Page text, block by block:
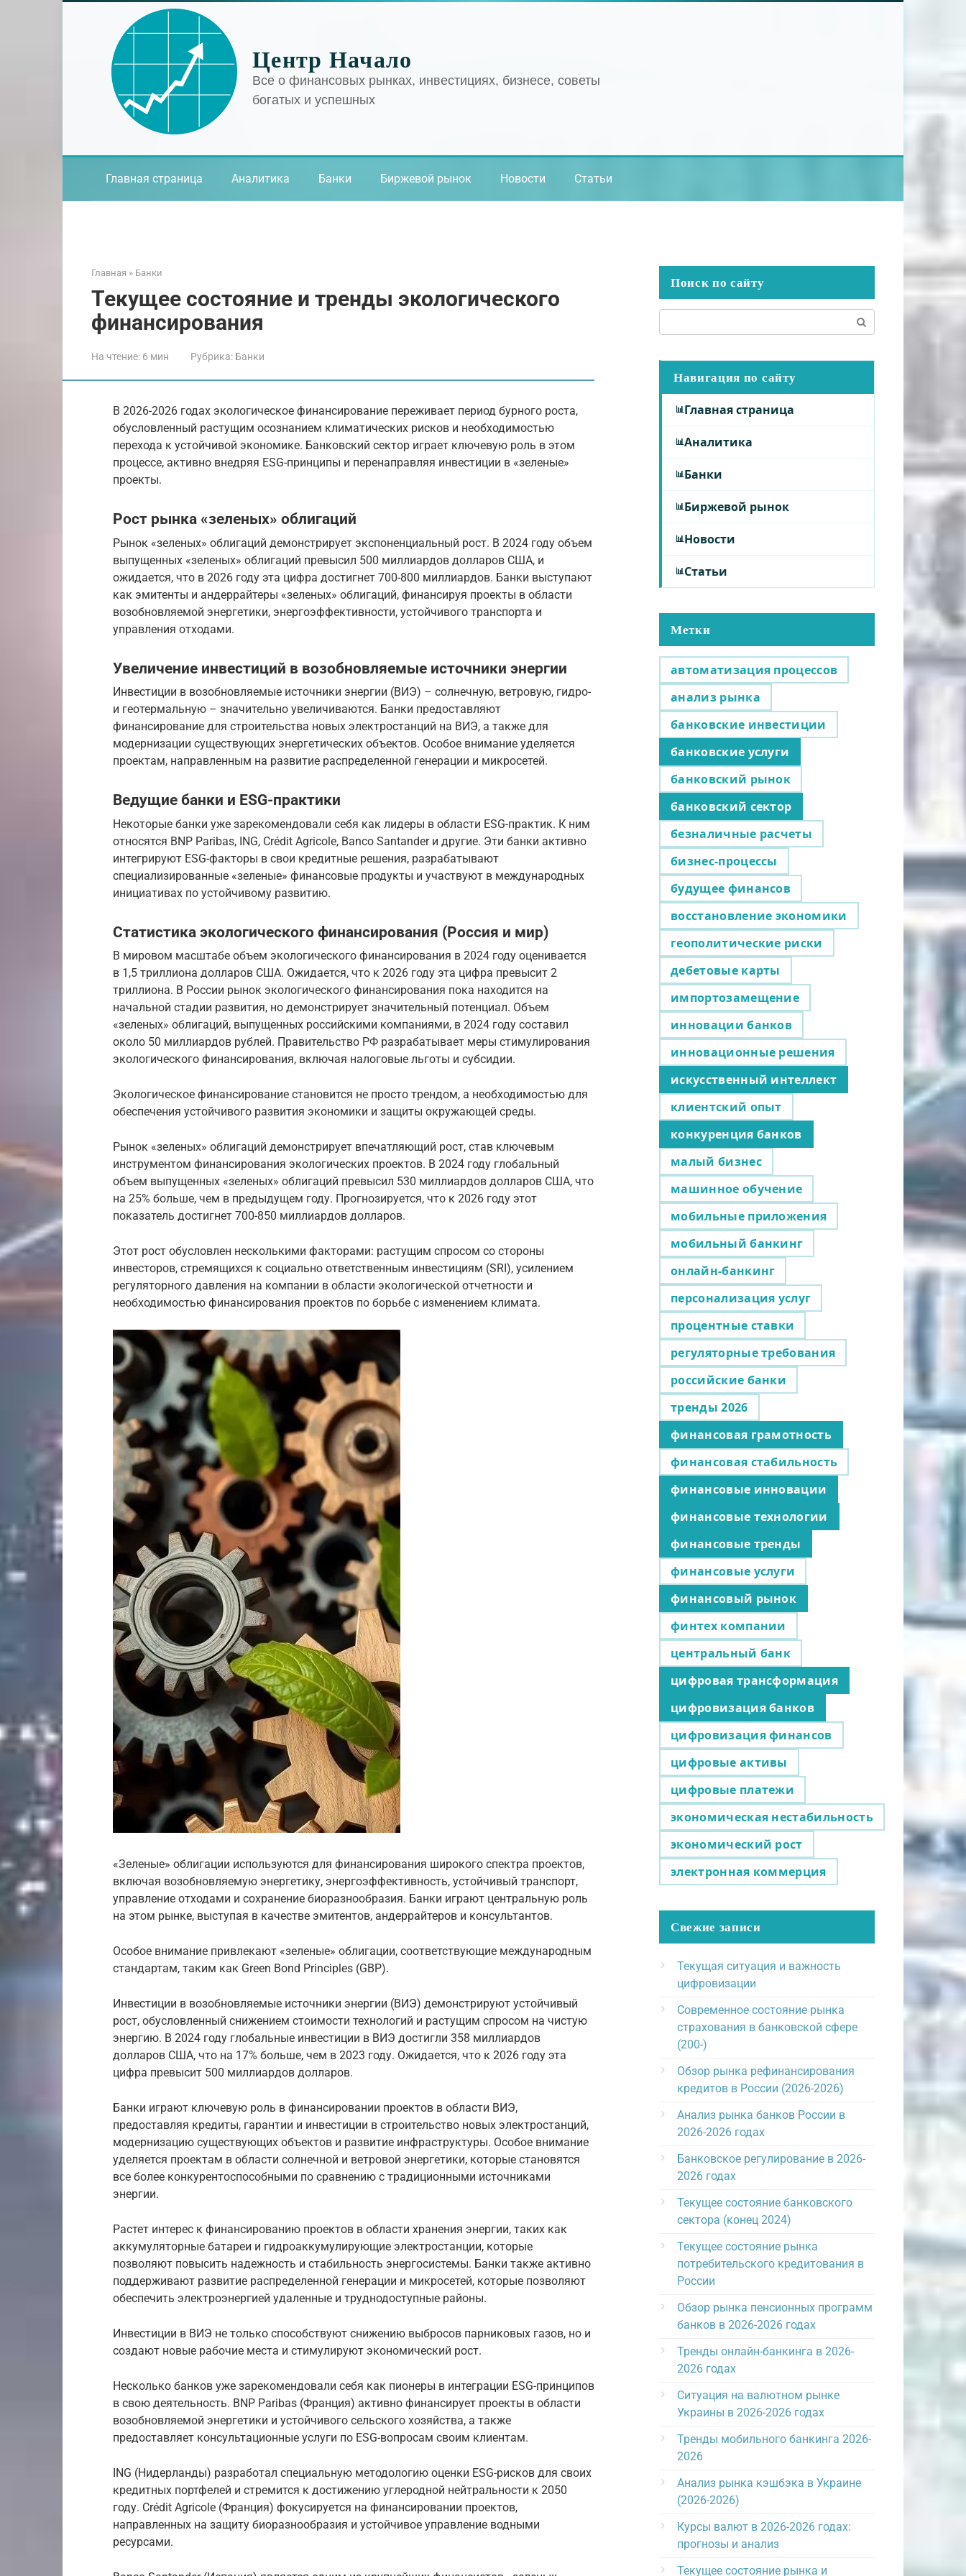
Центр Начало
Все о финансовых рынках, инвестициях, бизнесе, советы
богатых и успешных
Главная страница Аналитика Банки Биржевой рынок Новости Статьи
Главная » Банки
Текущее состояние и тренды экологического
финансирования
На чтение: 6 мин Рубрика: Банки
В 2026-2026 годах экологическое финансирование переживает период бурного роста,
обусловленный растущим осознанием климатических рисков и необходимостью
перехода к устойчивой экономике. Банковский сектор играет ключевую роль в этом
процессе, активно внедряя ESG-принципы и перенаправляя инвестиции в «зеленые»
проекты.
Рост рынка «зеленых» облигаций
Рынок «зеленых» облигаций демонстрирует экспоненциальный рост. В 2024 году объем
выпущенных «зеленых» облигаций превысил 500 миллиардов долларов США, и
ожидается, что в 2026 году эта цифра достигнет 700-800 миллиардов. Банки выступают
как эмитенты и андеррайтеры «зеленых» облигаций, финансируя проекты в области
возобновляемой энергетики, энергоэффективности, устойчивого транспорта и
управления отходами.
Увеличение инвестиций в возобновляемые источники энергии
Инвестиции в возобновляемые источники энергии (ВИЭ) – солнечную, ветровую, гидро-
и геотермальную – значительно увеличиваются. Банки предоставляют
финансирование для строительства новых электростанций на ВИЭ, а также для
модернизации существующих энергетических объектов. Особое внимание уделяется
проектам, направленным на развитие распределенной генерации и микросетей.
Ведущие банки и ESG-практики
Некоторые банки уже зарекомендовали себя как лидеры в области ESG-практик. К ним
относятся BNP Paribas, ING, Crédit Agricole, Banco Santander и другие. Эти банки активно
интегрируют ESG-факторы в свои кредитные решения, разрабатывают
специализированные «зеленые» финансовые продукты и участвуют в международных
инициативах по устойчивому развитию.
Статистика экологического финансирования (Россия и мир)
В мировом масштабе объем экологического финансирования в 2024 году оценивается
в 1,5 триллиона долларов США. Ожидается, что к 2026 году эта цифра превысит 2
триллиона. В России рынок экологического финансирования пока находится на
начальной стадии развития, но демонстрирует значительный потенциал. Объем
«зеленых» облигаций, выпущенных российскими компаниями, в 2024 году составил
около 50 миллиардов рублей. Правительство РФ разрабатывает меры стимулирования
экологического финансирования, включая налоговые льготы и субсидии.
Экологическое финансирование становится не просто трендом, а необходимостью для
обеспечения устойчивого развития экономики и защиты окружающей среды.
Рынок «зеленых» облигаций демонстрирует впечатляющий рост, став ключевым
инструментом финансирования экологических проектов. В 2024 году глобальный
объем выпущенных «зеленых» облигаций превысил 530 миллиардов долларов США, что
на 25% больше, чем в предыдущем году. Прогнозируется, что к 2026 году этот
показатель достигнет 700-850 миллиардов долларов.
Этот рост обусловлен несколькими факторами: растущим спросом со стороны
инвесторов, стремящихся к социально ответственным инвестициям (SRI), усилением
регуляторного давления на компании в области экологической отчетности и
необходимостью финансирования проектов по борьбе с изменением климата.
«Зеленые» облигации используются для финансирования широкого спектра проектов,
включая возобновляемую энергетику, энергоэффективность, устойчивый транспорт,
управление отходами и сохранение биоразнообразия. Банки играют центральную роль
на этом рынке, выступая в качестве эмитентов, андеррайтеров и консультантов.
Особое внимание привлекают «зеленые» облигации, соответствующие международным
стандартам, таким как Green Bond Principles (GBP).
Инвестиции в возобновляемые источники энергии (ВИЭ) демонстрируют устойчивый
рост, обусловленный снижением стоимости технологий и растущим спросом на чистую
энергию. В 2024 году глобальные инвестиции в ВИЭ достигли 358 миллиардов
долларов США, что на 17% больше, чем в 2023 году. Ожидается, что к 2026 году эта
цифра превысит 500 миллиардов долларов.
Банки играют ключевую роль в финансировании проектов в области ВИЭ,
предоставляя кредиты, гарантии и инвестиции в строительство новых электростанций,
модернизацию существующих объектов и развитие инфраструктуры. Особое внимание
уделяется проектам в области солнечной и ветровой энергетики, которые становятся
все более конкурентоспособными по сравнению с традиционными источниками
энергии.
Растет интерес к финансированию проектов в области хранения энергии, таких как
аккумуляторные батареи и гидроаккумулирующие электростанции, которые
позволяют повысить надежность и стабильность энергосистемы. Банки также активно
поддерживают развитие распределенной генерации и микросетей, которые позволяют
обеспечить электроэнергией удаленные и труднодоступные районы.
Инвестиции в ВИЭ не только способствуют снижению выбросов парниковых газов, но и
создают новые рабочие места и стимулируют экономический рост.
Несколько банков уже зарекомендовали себя как пионеры в интеграции ESG-принципов
в свою деятельность. BNP Paribas (Франция) активно финансирует проекты в области
возобновляемой энергетики и устойчивого сельского хозяйства, а также
предоставляет консультационные услуги по ESG-вопросам своим клиентам.
ING (Нидерланды) разработал специальную методологию оценки ESG-рисков для своих
кредитных портфелей и стремится к достижению углеродной нейтральности к 2050
году. Crédit Agricole (Франция) фокусируется на финансировании проектов,
направленных на защиту биоразнообразия и устойчивое управление водными
ресурсами.
Поиск по сайту
Навигация по сайту
Главная страница
Аналитика
Банки
Биржевой рынок
Новости
Статьи
Метки
автоматизация процессов
анализ рынка
банковские инвестиции
банковские услуги
банковский рынок
банковский сектор
безналичные расчеты
бизнес-процессы
будущее финансов
восстановление экономики
геополитические риски
дебетовые карты
импортозамещение
инновации банков
инновационные решения
искусственный интеллект
клиентский опыт
конкуренция банков
малый бизнес
машинное обучение
мобильные приложения
мобильный банкинг
онлайн-банкинг
персонализация услуг
процентные ставки
регуляторные требования
российские банки
тренды 2026
финансовая грамотность
финансовая стабильность
финансовые инновации
финансовые технологии
финансовые тренды
финансовые услуги
финансовый рынок
финтех компании
центральный банк
цифровая трансформация
цифровизация банков
цифровизация финансов
цифровые активы
цифровые платежи
экономическая нестабильность
экономический рост
электронная коммерция
Свежие записи
Текущая ситуация и важность
цифровизации
Современное состояние рынка
страхования в банковской сфере
(200-)
Обзор рынка рефинансирования
кредитов в России (2026-2026)
Анализ рынка банков России в
2026-2026 годах
Банковское регулирование в 2026-
2026 годах
Текущее состояние банковского
сектора (конец 2024)
Текущее состояние рынка
потребительского кредитования в
России
Обзор рынка пенсионных программ
банков в 2026-2026 годах
Тренды онлайн-банкинга в 2026-
2026 годах
Ситуация на валютном рынке
Украины в 2026-2026 годах
Тренды мобильного банкинга 2026-
2026
Анализ рынка кэшбэка в Украине
(2026-2026)
Курсы валют в 2026-2026 годах:
прогнозы и анализ
Текущее состояние рынка и